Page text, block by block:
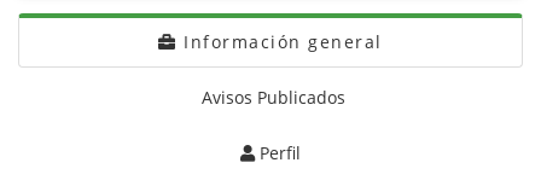
Información general
Avisos Publicados
Perfil